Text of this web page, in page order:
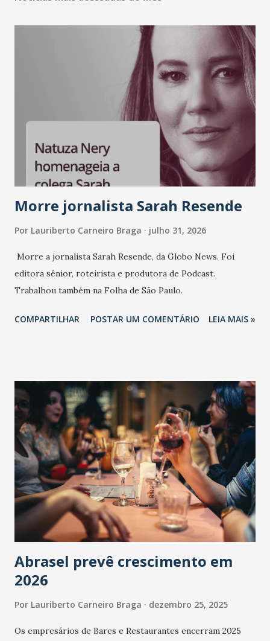
Morre jornalista Sarah Resende
Por Lauriberto Carneiro Braga julho 31, 2026
Morre a jornalista Sarah Resende, da Globo News. Foi
editora sênior, roteirista e produtora de Podcast.
Trabalhou também na Folha de São Paulo.
COMPARTILHAR POSTAR UM COMENTÁRIO LEIA MAIS »
Abrasel prevê crescimento em
2026
Por Lauriberto Carneiro Braga dezembro 25, 2025
Os empresários de Bares e Restaurantes encerram 2025